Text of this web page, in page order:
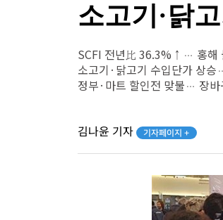
소고기·닭
SCFI 전년比 36.3%↑… 홍해
소고기·닭고기 수입단가 상
정부·마트 할인전 맞불… 장바
김나윤 기자 기자페이지 +